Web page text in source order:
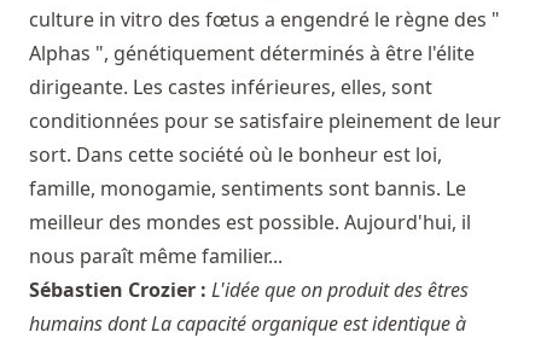
culture in vitro des fœtus a engendré le règne des "
Alphas ", génétiquement déterminés à être l'élite
dirigeante. Les castes inférieures, elles, sont
conditionnées pour se satisfaire pleinement de leur
sort. Dans cette société où le bonheur est loi,
famille, monogamie, sentiments sont bannis. Le
meilleur des mondes est possible. Aujourd'hui, il
nous paraît même familier...
Sébastien Crozier : L'idée que on produit des êtres
humains dont La capacité organique est identique à